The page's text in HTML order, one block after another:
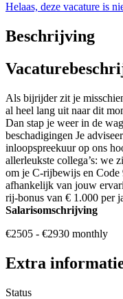
Helaas, deze vacature is
Beschrijving
Als bijrijder zit je
al heel lang uit naar dit
Dan stap je weer in de
beschadigingen Je
inloopspreekuur op ons
allerleukste collega’s: we
om je C-rijbewijs en Code
afhankelijk van jouw
rij-bonus van € 1.000 per
Salarisomschrijving
€2505 - €2930 monthly
Extra
Status